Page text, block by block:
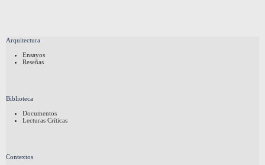
Arquitectura
Ensayos
Reseñas
Biblioteca
Documentos
Lecturas Críticas
Contextos